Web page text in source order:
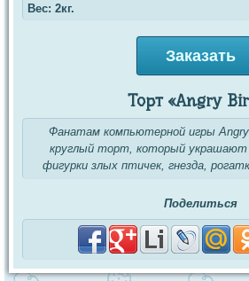
Вес: 2кг.
Заказать
Торт «Angry
Фанатам компьютерной игры
круглый торт, который украшают
фигурки злых птичек, гнезда,
Поделиться